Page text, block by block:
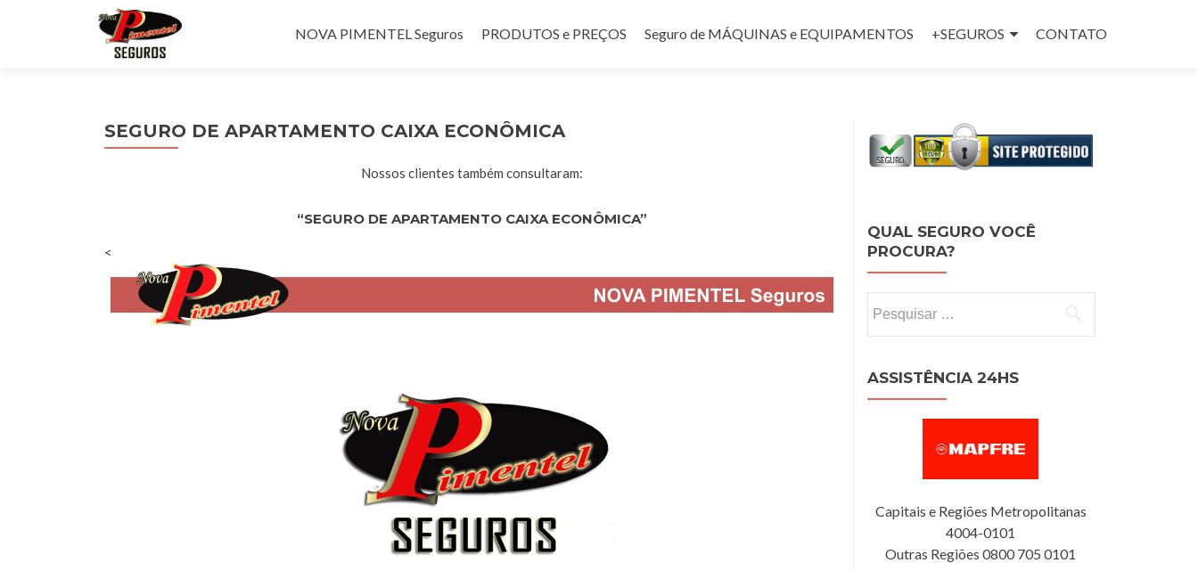
NOVA PIMENTEL Seguros
PRODUTOS e PREÇOS Seguro de MÁQUINAS e EQUIPAMENTOS +SEGUROS CONTATO
SEGURO DE APARTAMENTO CAIXA ECONÔMICA
Nossos clientes também consultaram:
“SEGURO DE APARTAMENTO CAIXA ECONÔMICA”
<
QUAL SEGURO VOCÊ
PROCURA?
ASSISTÊNCIA 24HS
Capitais e Regiões Metropolitanas
4004-0101
Outras Regiões 0800 705 0101